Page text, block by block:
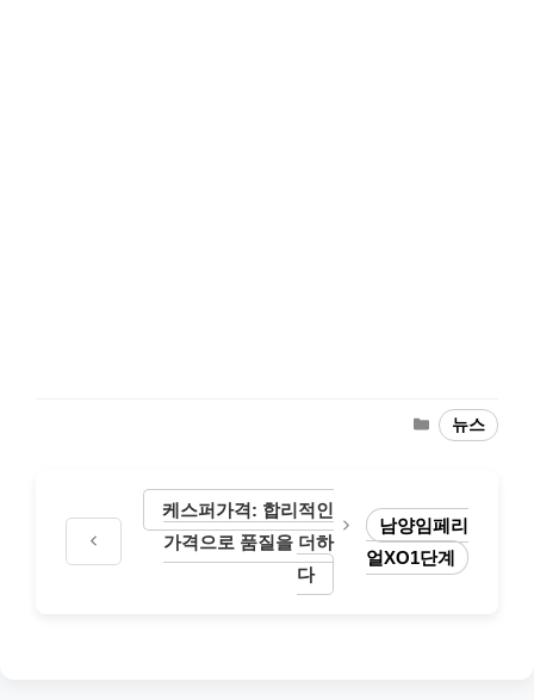
Categories
뉴스
케스퍼가격: 합리적인
가격으로 품질을 더하
다
남양임페리
얼XO1단계